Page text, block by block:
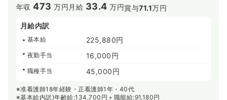
年収473 万円 月給 33.4 万円賞与71.1万円
月給内訳
基本給 225,880円
夜勤手当 16,000円
職種手当 45,000円
※准看護師18年経験・正看護師1年・40代
※基本給内訳)年齢給:134,700円＋職能給:91,180円